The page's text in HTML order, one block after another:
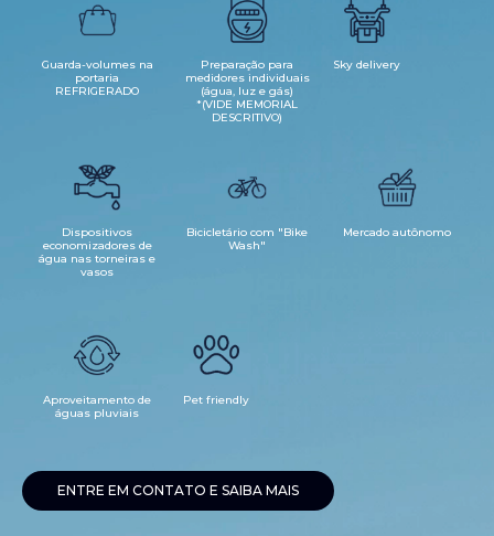
Guarda-volumes na
portaria
REFRIGERADO
Preparação para
medidores individuais
(água, luz e gás)
*(VIDE MEMORIAL
DESCRITIVO)
Sky delivery
Dispositivos
economizadores de
água nas torneiras e
vasos
Bicicletário com "Bike
Wash"
Mercado autônomo
Aproveitamento de
águas pluviais
Pet friendly
ENTRE EM CONTATO E SAIBA MAIS